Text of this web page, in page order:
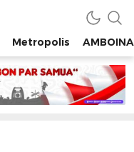
Metropolis AMBOINA